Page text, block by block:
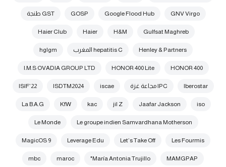
GNV Virgo
Google Flood Hub
GOSP GST طنجة
Gulfsat Maghreb
H&M
Haier
Haier Club
Henley & Partners hepatitis C المغرب hglgm
HONOR 400
HONOR 400 Lite
I.M.S OVADIA GROUP LTD
Iberostar IPC مجاعة غزة iscae
ISDTM2024
ISIF’22
iso
Jaafar Jackson
jil Z
kac
KfW
La B.A.G
Le groupe indien Samvardhana Motherson
Le Monde
Les Fourmis
Let’s Take Off
Leverage Edu
MagicOS 9
MAMGPAP
María Antonia Trujillo"
maroc
mbc